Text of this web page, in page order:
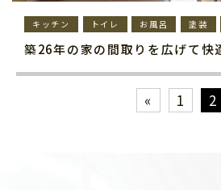
キッチン トイレ お風呂 塗装
築26年の家の間取りを広げて快
« 1 2